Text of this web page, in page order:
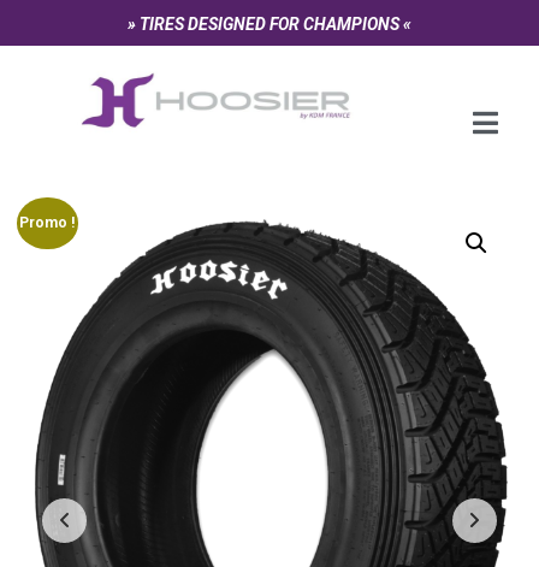
» TIRES DESIGNED FOR CHAMPIONS «
Promo !